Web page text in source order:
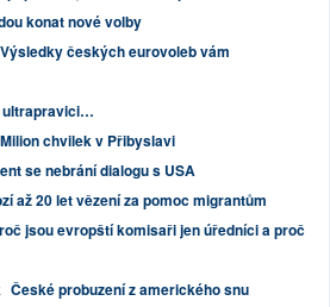
konat nové volby
Výsledky českých eurovoleb vám
ultrapravici…
Milion chvilek v Přibyslavi
se nebrání dialogu s USA
až 20 let vězení za pomoc migrantům
jsou evropští komisaři jen úředníci a proč
České probuzení z amerického snu